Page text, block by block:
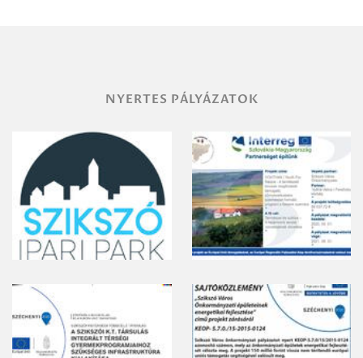
NYERTES PÁLYÁZATOK